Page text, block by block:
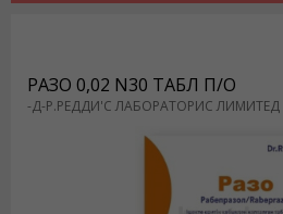
РАЗО 0,02 N30 ТАБЛ П/О
-Д-Р.РЕДДИ'С ЛАБОРАТОРИС ЛИМИТЕД